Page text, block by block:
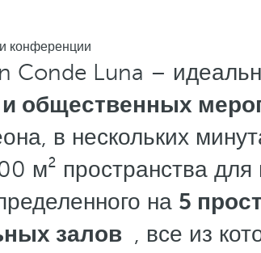
конференции
Conde Luna –
и общественных
в нескольких
м² пространства для
на 5
залов , все из